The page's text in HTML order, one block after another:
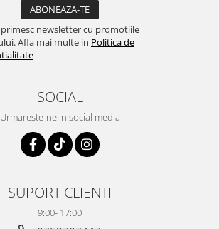
primesc newsletter cu promotiile
Afla mai multe in Politica de
SOCIAL
Urmareste-ne in social media
SUPORT CLIENTI
9:00- 17:00